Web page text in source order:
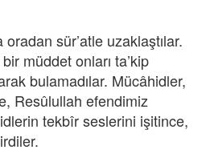
sür’atle uzaklaştılar.
müddet onları ta’kip
bulamadılar. Mücâhidler,
Resûlullah efendimiz
tekbîr seslerini işitince,